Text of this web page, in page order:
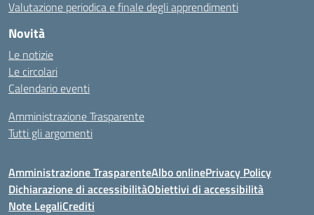
Valutazione periodica e finale degli apprendimenti
Novità
Le notizie
Le circolari
Calendario eventi
Amministrazione Trasparente
Tutti gli argomenti
Amministrazione TrasparenteAlbo onlinePrivacy Policy
Dichiarazione di accessibilitàObiettivi di accessibilità
Note LegaliCrediti